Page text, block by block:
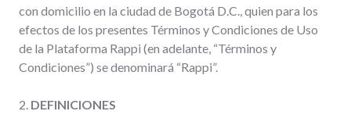
con domicilio en la ciudad de Bogotá D.C., quien para los
efectos de los presentes Términos y Condiciones de Uso
de la Plataforma Rappi (en adelante, “Términos y
Condiciones”) se denominará “Rappi”.
2. DEFINICIONES